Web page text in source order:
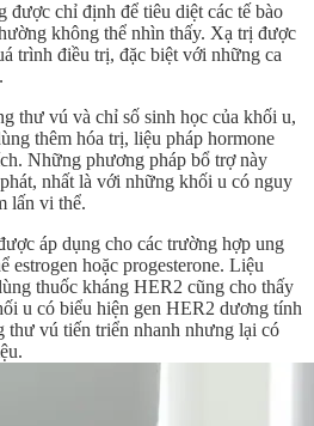
được chỉ định để tiêu diệt các tế bào
không thể nhìn thấy. Xạ trị được
trình điều trị, đặc biệt với những ca
thư vú và chỉ số sinh học của khối u,
thêm hóa trị, liệu pháp hormone
Những phương pháp bổ trợ này
nhất là với những khối u có nguy
lấn vi thể.
áp dụng cho các trường hợp ung
hoặc progesterone. Liệu
thuốc kháng HER2 cũng cho thấy
u có biểu hiện gen HER2 dương tính
thư vú tiến triển nhanh nhưng lại có